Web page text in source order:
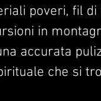
poveri, fil
in
accurata
che si